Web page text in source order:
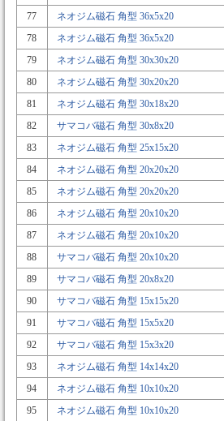
77 ネオジム磁石 角型 36x5x20
78
ネオジム磁石 角型 36x5x20
79
ネオジム磁石 角型 30x30x20
80
ネオジム磁石 角型 30x20x20
81
ネオジム磁石 角型 30x18x20
82
サマコバ磁石 角型 30x8x20
83
ネオジム磁石 角型 25x15x20
84
ネオジム磁石 角型 20x20x20
85
ネオジム磁石 角型 20x20x20
86
ネオジム磁石 角型 20x10x20
87
ネオジム磁石 角型 20x10x20
88
サマコバ磁石 角型 20x10x20
89
サマコバ磁石 角型 20x8x20
90
サマコバ磁石 角型 15x15x20
91
サマコバ磁石 角型 15x5x20
92
サマコバ磁石 角型 15x3x20
93
ネオジム磁石 角型 14x14x20
94
ネオジム磁石 角型 10x10x20
95
ネオジム磁石 角型 10x10x20